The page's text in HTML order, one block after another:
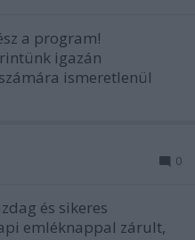
a program!
igazán
ismeretlenül
0
és sikeres
emléknappal zárult,